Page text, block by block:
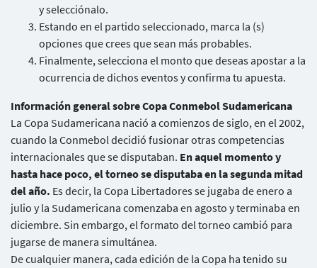
y selecciónalo.
Estando en el partido seleccionado, marca la (s)
opciones que crees que sean más probables.
Finalmente, selecciona el monto que deseas apostar a la
ocurrencia de dichos eventos y confirma tu apuesta.
Información general sobre Copa Conmebol Sudamericana
La Copa Sudamericana nació a comienzos de siglo, en el 2002,
cuando la Conmebol decidió fusionar otras competencias
internacionales que se disputaban. En aquel momento y
hasta hace poco, el torneo se disputaba en la segunda mitad
del año. Es decir, la Copa Libertadores se jugaba de enero a
julio y la Sudamericana comenzaba en agosto y terminaba en
diciembre. Sin embargo, el formato del torneo cambió para
jugarse de manera simultánea.
De cualquier manera, cada edición de la Copa ha tenido su